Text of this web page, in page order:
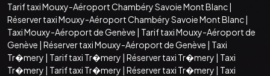
Tarif taxi Mouxy-Aéroport Chambéry Savoie Mont Blanc|
Réserver taxi Mouxy-Aéroport Chambéry Savoie Mont Blanc|
Taxi Mouxy-Aéroport de Genève | Tarif taxi Mouxy-Aéroport de
Genève | Réserver taxi Mouxy-Aéroport de Genève | Taxi
Tr�mery | Tarif taxi Tr�mery | Réserver taxi Tr�mery | Taxi
Tr�mery | Tarif taxi Tr�mery | Réserver taxi Tr�mery | Taxi